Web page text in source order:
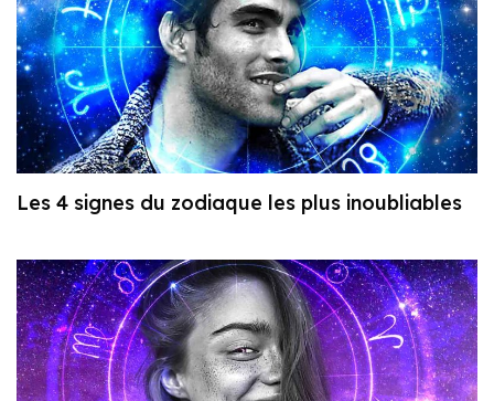
Les 4 signes du zodiaque les plus inoubliables